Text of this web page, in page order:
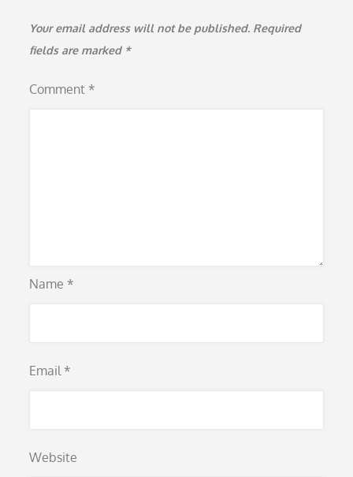
Your email address will not be published. Required
fields are marked *
Comment *
Name *
Email *
Website